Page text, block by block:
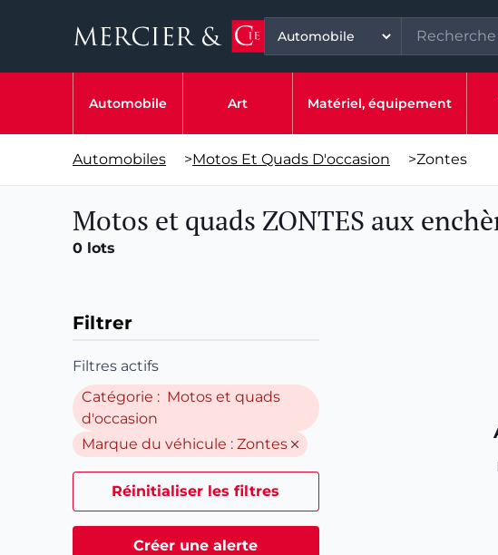
Automobile Art Matériel, équipement
Automobiles >Motos Et Quads D'occasion >Zontes
Motos et quads ZONTES aux
0 lots
Filtrer
Filtres actifs
Catégorie : Motos et quads
d'occasion
Marque du véhicule : Zontes
Réinitialiser les filtres
Créer une alerte